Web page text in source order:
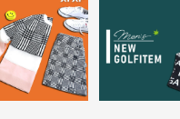
代女性
ゾンがお
30
いつも
さいませ。
ありますか？
品の特性故、メンテンス
（煙草、香水、お香、
等)が付着している場合が